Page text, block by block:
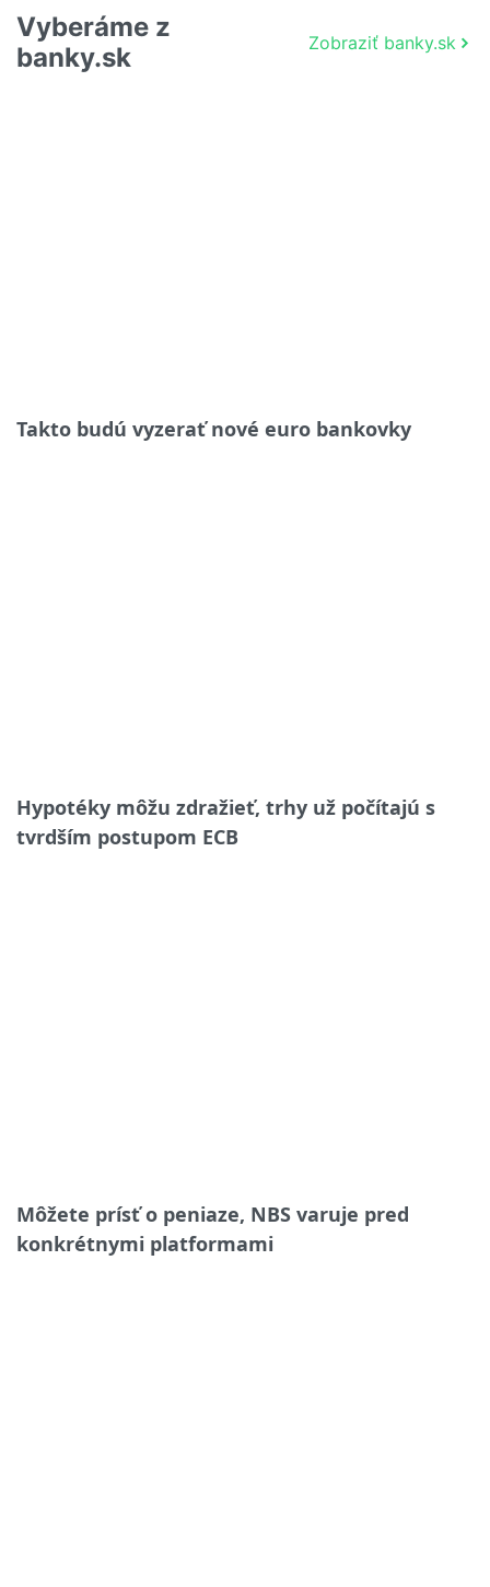
Vyberáme z
banky.sk
Zobraziť banky.sk
Takto budú vyzerať nové euro bankovky
Hypotéky môžu zdražieť, trhy už počítajú s
tvrdším postupom ECB
Môžete prísť o peniaze, NBS varuje pred
konkrétnymi platformami